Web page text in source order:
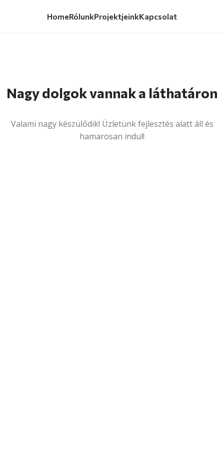
HomeRólunkProjektjeinkKapcsolat
Nagy dolgok vannak a láthatáron
Valami nagy készülődik! Üzletünk fejlesztés alatt áll és
hamarosan indul!